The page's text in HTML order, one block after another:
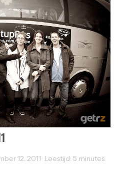
12, 2011 · Leestijd: 5 minutes